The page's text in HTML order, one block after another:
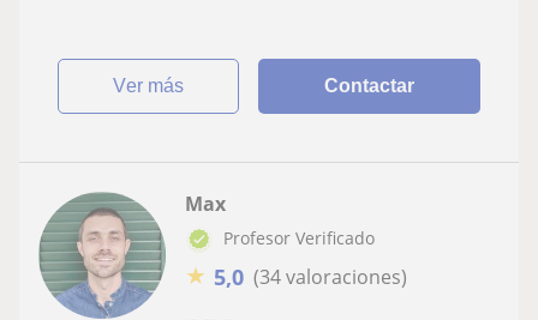
ver más Contactar
Max
Profesor Verificado
★ 5,0 (34 valoraciones)